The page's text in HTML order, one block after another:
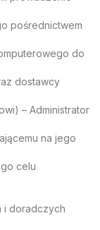
pośrednictwem
do
dostawcy
– Administrator
na jego
celu
i doradczych